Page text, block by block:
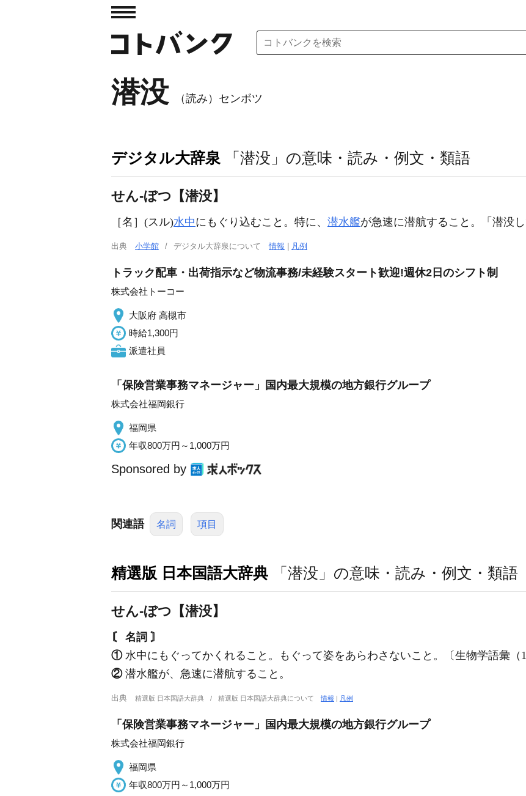
潜没 （読み）センボツ
デジタル大辞泉 「潜没」の意味・読み・例文・類語
せん‐ぼつ【潜没】
［名］ (スル)水中にもぐり込むこと。特に、 潜水艦が急速に潜航すること。「 潜没
出典 小学館 デジタル大辞泉について情報 凡例
トラック配車・出荷指示など物流事務/未経験スタート歓迎!週休2日のシフト制
株式会社トーコー
大阪府 高槻市
時給1,300円
派遣社員
「保険営業事務マネージャー」国内最大規模の地方銀行グループ
株式会社福岡銀行
福岡県
年収800万円～1,000万円
Sponsored by
関連語 名詞 項目
精選版 日本国語大辞典 「潜没」の意味・読み・例文・類語
せん‐ぼつ【潜没】
〘 名詞 〙
①水中にもぐってかくれること。もぐって姿をあらわさないこと。〔生物学語彙（
②潜水艦が、急速に潜航すること。
出典 精選版 日本国語大辞典 精選版 日本国語大辞典について情報 | 凡例
「保険営業事務マネージャー」国内最大規模の地方銀行グループ
株式会社福岡銀行
福岡県
年収800万円～1,000万円